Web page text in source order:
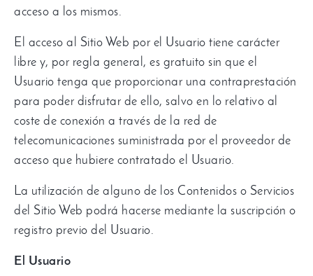
acceso a los mismos.
El acceso al Sitio Web por el Usuario tiene carácter
libre y, por regla general , es gratuito sin que el
Usuario tenga que proporcionar una contraprestación
para poder disfrutar de ello, salvo en lo relativo al
coste de conexión a través de la red de
telecomunicaciones suministrada por el proveedor de
acceso que hubiere contratado el Usuario.
La utilización de alguno de los Contenidos o Servicios
del Sitio Web podrá hacerse mediante la suscripción o
registro previo del Usuario.
El Usuario